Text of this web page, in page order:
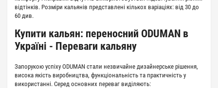
відтінків. Розміри кальянів представлені кількох варіаціях: від 30 до
60 див.
Купити кальян: переносний ODUMAN в
Україні - Переваги кальяну
Запорукою успіху ODUMAN стали незвичайне дизайнерське рішення,
висока якість виробництва, функціональність та практичність у
використанні. Серед основних переваг виділяють: